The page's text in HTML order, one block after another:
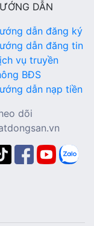
DẪN
dẫn đăng ký
dẫn đăng tin
vụ truyền
BĐS
dẫn nạp tiền
dõi